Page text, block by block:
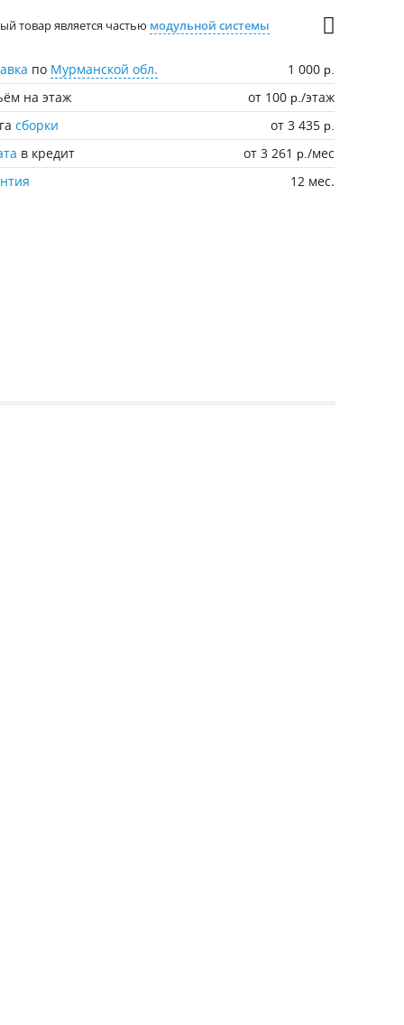
товар является частью модульной системы
по Мурманской обл. 1 000 р.
на этаж от 100 р./этаж
сборки от 3 435 р.
в кредит от 3 261 р./мес
12 мес.